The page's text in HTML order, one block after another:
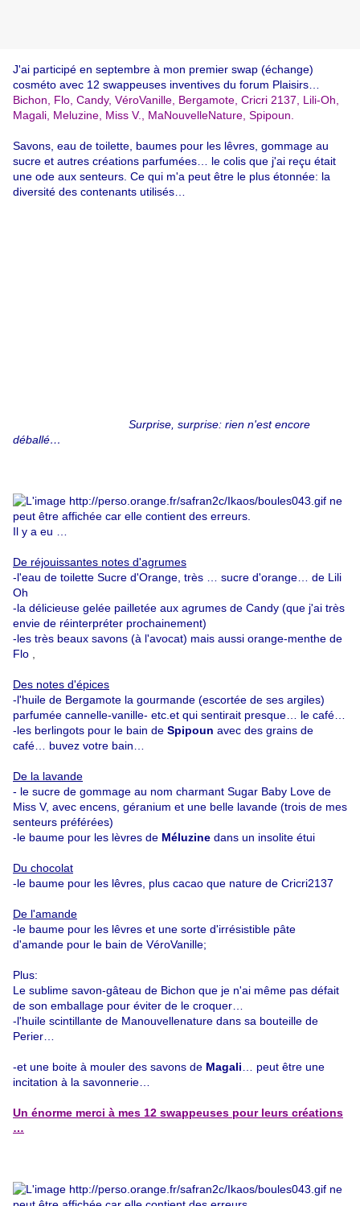
J'ai participé en septembre à mon premier swap (échange)
cosméto avec 12 swappeuses inventives du forum Plaisirs…
Bichon, Flo, Candy, VéroVanille, Bergamote, Cricri 2137, Lili-Oh,
Magali, Meluzine, Miss V., MaNouvelleNature, Spipoun.
Savons, eau de toilette, baumes pour les lêvres, gommage au
sucre et autres créations parfumées… le colis que j'ai reçu était
une ode aux senteurs. Ce qui m'a peut être le plus étonnée: la
diversité des contenants utilisés…
Surprise, surprise: rien n'est encore
déballé…
Il y a eu …
De réjouissantes notes d'agrumes
-l'eau de toilette Sucre d'Orange, très … sucre d'orange… de Lili
Oh
-la délicieuse gelée pailletée aux agrumes de Candy (que j'ai très
envie de réinterpréter prochainement)
-les très beaux savons (à l'avocat) mais aussi orange-menthe de
Flo
Des notes d'épices
-l'huile de Bergamote la gourmande (escortée de ses argiles)
parfumée cannelle-vanille- etc.et qui sentirait presque… le café…
-les berlingots pour le bain de Spipoun avec des grains de
café… buvez votre bain…
De la lavande
- le sucre de gommage au nom charmant Sugar Baby Love de
Miss V, avec encens, géranium et une belle lavande (trois de mes
senteurs préférées)
-le baume pour les lèvres de Méluzine dans un insolite étui
Du chocolat
-le baume pour les lêvres, plus cacao que nature de Cricri2137
De l'amande
-le baume pour les lêvres et une sorte d'irrésistible pâte
d'amande pour le bain de VéroVanille;
Plus:
Le sublime savon-gâteau de Bichon que je n'ai même pas défait
de son emballage pour éviter de le croquer…
-l'huile scintillante de Manouvellenature dans sa bouteille de
Perier…
-et une boite à mouler des savons de Magali … peut être une
incitation à la savonnerie…
Un énorme merci à mes 12 swappeuses pour leurs créations
…